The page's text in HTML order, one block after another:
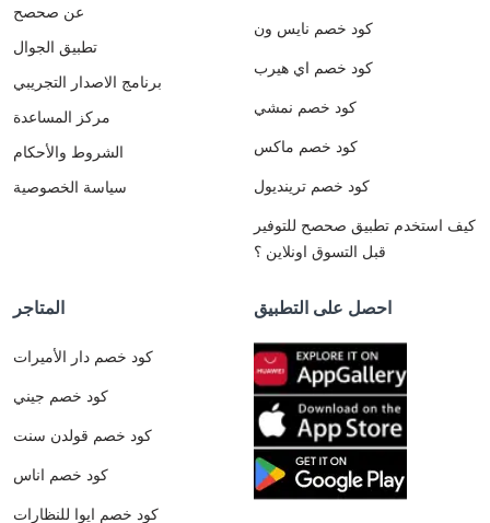
عن صحصح
تطبيق الجوال
برنامج الاصدار التجريبي
مركز المساعدة
الشروط والأحكام
سياسة الخصوصية
كود خصم نايس ون
كود خصم اي هيرب
كود خصم نمشي
كود خصم ماكس
كود خصم ترينديول
كيف استخدم تطبيق صحصح للتوفير
قبل التسوق اونلاين ؟
المتاجر
كود خصم دار الأميرات
كود خصم جيني
كود خصم قولدن سنت
كود خصم اناس
كود خصم ايوا للنظارات
احصل على التطبيق